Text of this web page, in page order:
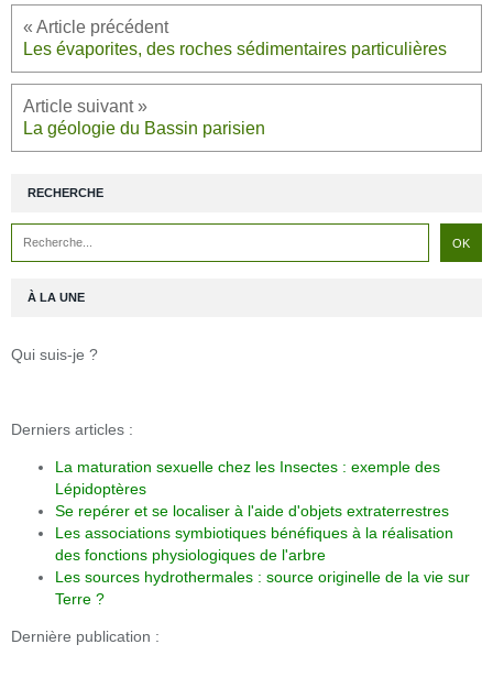
Les évaporites, des roches sédimentaires particulières
La géologie du Bassin parisien
RECHERCHE
À LA UNE
Qui suis-je ?
Derniers articles :
La maturation sexuelle chez les Insectes : exemple des
Lépidoptères
Se repérer et se localiser à l'aide d'objets extraterrestres
Les associations symbiotiques bénéfiques à la réalisation
des fonctions physiologiques de l'arbre
Les sources hydrothermales : source originelle de la vie sur
Terre ?
Dernière publication :